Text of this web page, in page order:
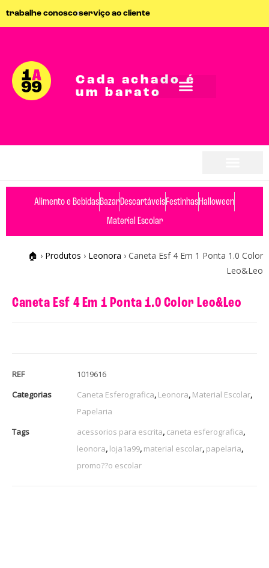
trabalhe conoscoserviço ao cliente
Cada achado é
um barato
Alimento e BebidasBazarDescartáveisFestinhasHalloween
Material Escolar
🏠 › Produtos › Leonora › Caneta Esf 4 Em 1 Ponta 1.0 Color
Leo&Leo
Caneta Esf 4 Em 1 Ponta 1.0 Color Leo&Leo
REF
1019616
Categorias
Caneta Esferografica, Leonora, Material Escolar,
Papelaria
Tags
acessorios para escrita, caneta esferografica,
leonora, loja1a99, material escolar, papelaria,
promo??o escolar